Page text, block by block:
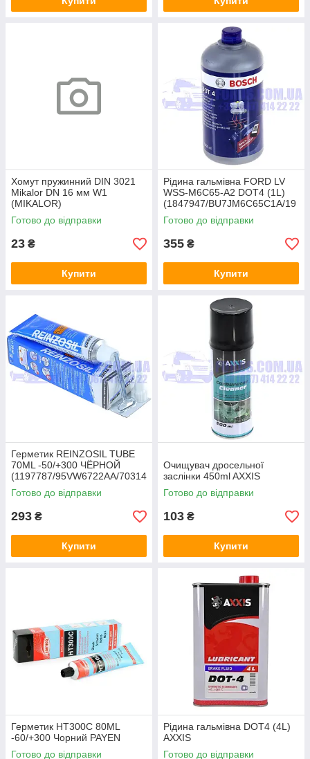
Хомут пружинний DIN 3021
Mikalor DN 16 мм W1
(MIKALOR)
Готово до відправки
23 ₴
Купити
Рідина гальмівна FORD LV
WSS-M6C65-A2 DOT4 (1L)
(1847947/BU7JM6C65C1A/19
87479107) BOSCH
Готово до відправки
355 ₴
Купити
Герметик REINZOSIL TUBE
70ML -50/+300 ЧЁРНОЙ
(1197787/95VW6722AA/70314
1410) VICTOR REINZ
Готово до відправки
293 ₴
Купити
Очищувач дросельної
заслінки 450ml AXXIS
Готово до відправки
103 ₴
Купити
Герметик HT300C 80ML
-60/+300 Чорний PAYEN
Готово до відправки
Рідина гальмівна DOT4 (4L)
AXXIS
Готово до відправки